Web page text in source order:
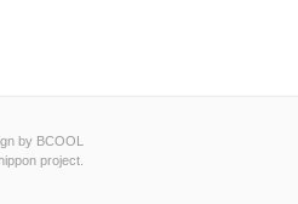
by BCOOL
project